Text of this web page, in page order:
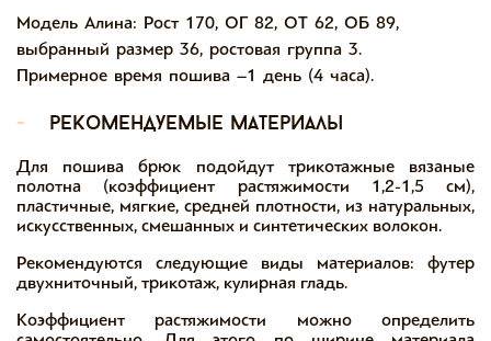
Модель Алина: Рост 170, ОГ 82, ОТ 62, ОБ 89,
выбранный размер 36, ростовая группа 3.
Примерное время пошива –1 день (4 часа).
-
рекомендуемые материалы
Для пошива брюк подойдут трикотажные вязаные
полотна (коэффициент растяжимости 1,2-1,5 см),
пластичные, мягкие, средней плотности, из натуральных,
искусственных, смешанных и синтетических волокон.
Рекомендуются следующие виды материалов: футер
двухниточный, трикотаж, кулирная гладь.
Коэффициент растяжимости можно определить